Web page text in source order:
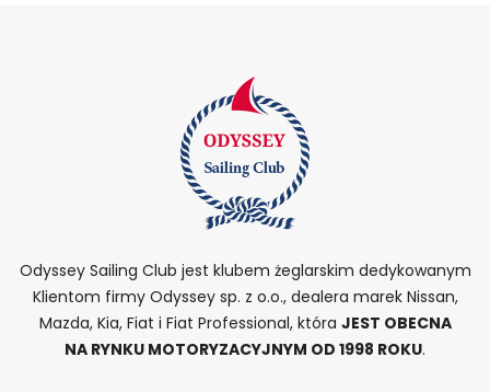
Odyssey Sailing Club jest klubem żeglarskim dedykowanym
Klientom firmy Odyssey sp. z o.o., dealera marek Nissan,
Mazda, Kia, Fiat i Fiat Professional, która JEST OBECNA
NA RYNKU MOTORYZACYJNYM OD 1998 ROKU.